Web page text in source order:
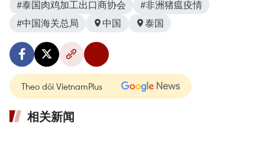
#泰国肉鸡加工出口商协会
#非洲猪瘟疫情
#中国海关总局
中国 泰国
Theo dõi VietnamPlus
相关新闻